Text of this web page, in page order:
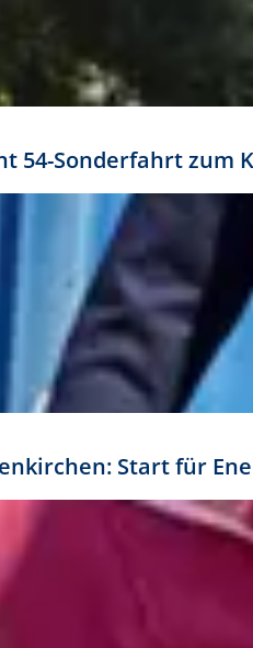
54-Sonderfahrt
Start für